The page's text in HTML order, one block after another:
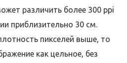
различить более 300 ppi
приблизительно 30 см.
пикселей выше, то
как цельное, без